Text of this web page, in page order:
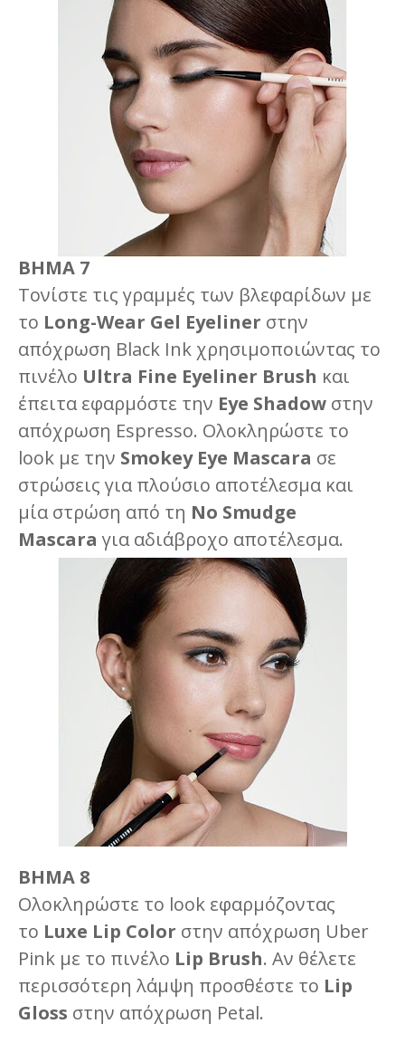
ΒΗΜΑ 7
Τονίστε τις γραμμές των βλεφαρίδων με
το Long-Wear Gel Eyeliner στην
απόχρωση Black Ink χρησιμοποιώντας το
πινέλο Ultra Fine Eyeliner Brush και
έπειτα εφαρμόστε την Eye Shadow στην
απόχρωση Espresso. Ολοκληρώστε το
look με την Smokey Eye Mascara σε
στρώσεις για πλούσιο αποτέλεσμα και
μία στρώση από τη No Smudge
Mascara για αδιάβροχο αποτέλεσμα.
ΒΗΜΑ 8
Ολοκληρώστε το look εφαρμόζοντας
το Luxe Lip Color στην απόχρωση Uber
Pink με το πινέλο Lip Brush. Αν θέλετε
περισσότερη λάμψη προσθέστε το Lip
Gloss στην απόχρωση Petal.